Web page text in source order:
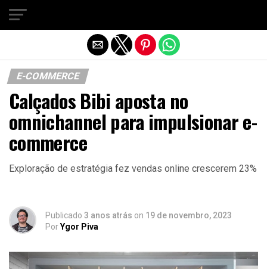
E-COMMERCE
Calçados Bibi aposta no
omnichannel para impulsionar e-
commerce
Exploração de estratégia fez vendas online crescerem 23%
Publicado 3 anos atrás on 19 de novembro, 2023
PorYgor Piva